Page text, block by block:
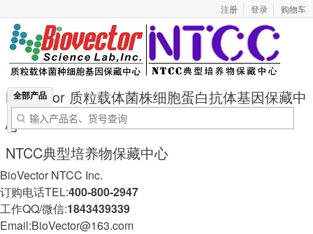
注册 登录 购物车
BioVector 质粒载体菌株细胞蛋白抗体基因保藏中
心
NTCC典型培养物保藏中心
全部产品
BioVector NTCC Inc.
订购电话TEL:400-800-2947
工作QQ/微信:1843439339
Email:BioVector@163.com